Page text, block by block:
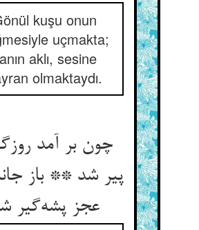
kuşu onun
uçmakta;
aklı, sesine
olmaktaydı.
چون بر آمد
پیر شد ** باز
عجز پشه‌‌گیر